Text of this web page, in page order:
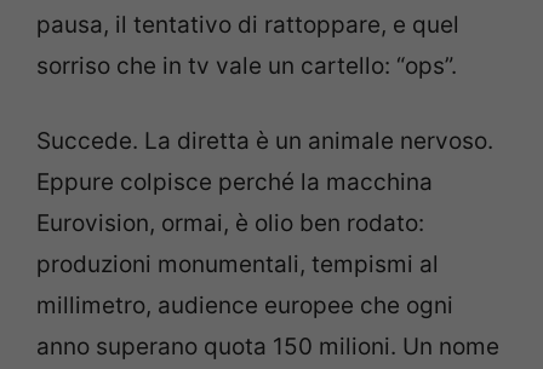
pausa, il tentativo di rattoppare, e quel
sorriso che in tv vale un cartello: “ops”.
Succede. La diretta è un animale nervoso.
Eppure colpisce perché la macchina
Eurovision, ormai, è olio ben rodato:
produzioni monumentali, tempismi al
millimetro, audience europee che ogni
anno superano quota 150 milioni. Un nome